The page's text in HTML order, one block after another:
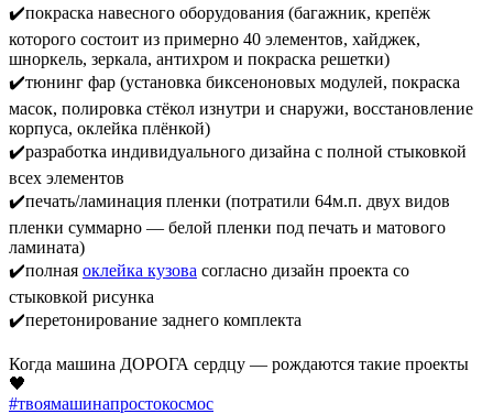
✔️покраска навесного оборудования (багажник, крепёж
которого состоит из примерно 40 элементов, хайджек,
шноркель, зеркала, антихром и покраска решетки)
✔️тюнинг фар (установка биксеноновых модулей, покраска
масок, полировка стёкол изнутри и снаружи, восстановление
корпуса, оклейка плёнкой)
✔️разработка индивидуального дизайна с полной стыковкой
всех элементов
✔️печать/ламинация пленки (потратили 64м.п. двух видов
пленки суммарно — белой пленки под печать и матового
ламината)
✔️полная оклейка кузова согласно дизайн проекта со
стыковкой рисунка
✔️перетонирование заднего комплекта
Когда машина ДОРОГА сердцу — рождаются такие проекты
🖤
#твоямашинапростокосмос